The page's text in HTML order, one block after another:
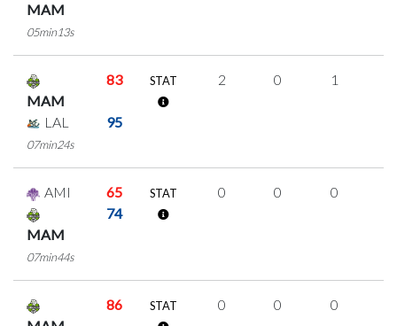
MAM
05min13s
MAM
83
LAL 95
07min24s
STAT 2 0 1
AMI 65
MAM
74
07min44s
STAT 0 0 0
86 STAT 0 0 0